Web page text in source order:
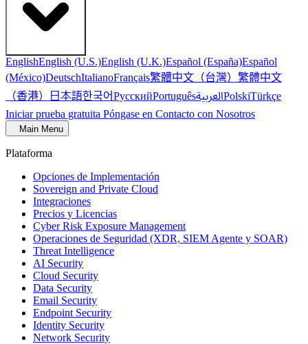
EnglishEnglish (U.S.)English (U.K.)Español (España)Español
(México)DeutschItalianoFrançais繁體中文（台灣） 繁體中文
（香港） 日本語한국어РусскийPortuguêsالعربيةPolskiTürkçe
Iniciar prueba gratuita Póngase en Contacto con Nosotros
Main Menu
Plataforma
Opciones de Implementación
Sovereign and Private Cloud
Integraciones
Precios y Licencias
Cyber Risk Exposure Management
Operaciones de Seguridad (XDR, SIEM Agente y SOAR)
Threat Intelligence
AI Security
Cloud Security
Data Security
Email Security
Endpoint Security
Identity Security
Network Security